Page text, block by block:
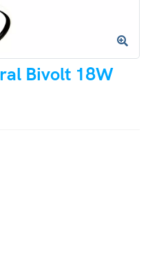
Bivolt 18W